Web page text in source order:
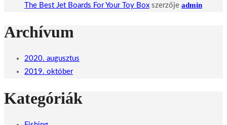
The Best Jet Boards For Your Toy Box szerzője admin
Archívum
2020. augusztus
2019. október
Kategóriák